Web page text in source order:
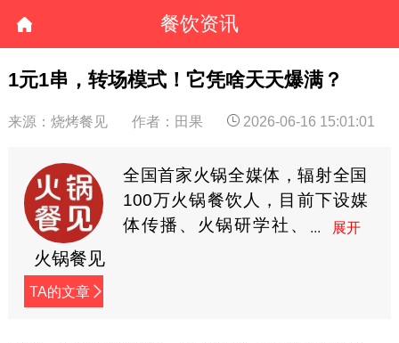
餐饮资讯
1元1串，转场模式！它凭啥天天爆满？
来源：烧烤餐见 作者：田果 2026-06-16 15:01:01
火锅餐见
TA的文章
全国首家火锅全媒体，辐射全国
100万火锅餐饮人，目前下设媒
体传播、火锅研学社、